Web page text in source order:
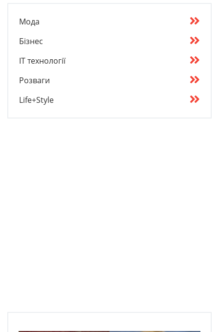
Мода
Бізнес
IT технології
Розваги
Life+Style